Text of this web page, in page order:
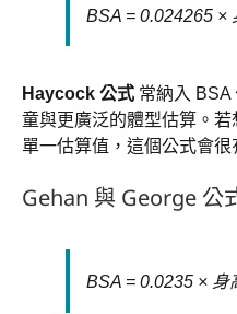
BSA = 0.024265 ×
Haycock 公式 常納入 BSA
童與更廣泛的體型估算。
單一估算值，這個公式會很
Gehan 與 George 公
BSA = 0.0235 × 身